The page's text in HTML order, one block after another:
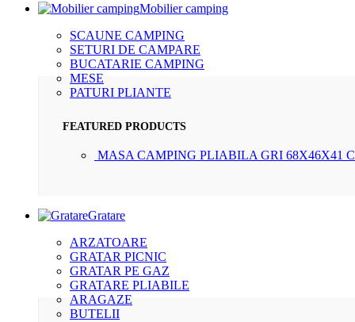
Mobilier camping
SCAUNE CAMPING
SETURI DE CAMPARE
BUCATARIE CAMPING
MESE
PATURI PLIANTE
FEATURED PRODUCTS
MASA CAMPING PLIABILA GRI 68X46X41
Gratare
ARZATOARE
GRATAR PICNIC
GRATAR PE GAZ
GRATARE PLIABILE
ARAGAZE
BUTELII